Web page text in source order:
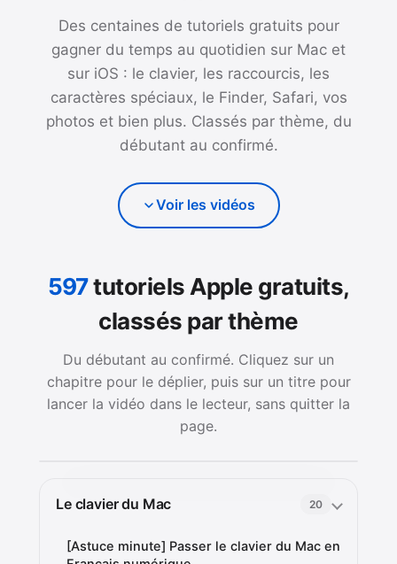
Des centaines de tutoriels gratuits pour
gagner du temps au quotidien sur Mac et
sur iOS : le clavier, les raccourcis, les
caractères spéciaux, le Finder, Safari, vos
photos et bien plus. Classés par thème, du
débutant au confirmé.
Voir les vidéos
597tutoriels Apple gratuits,
classés par thème
Du débutant au confirmé. Cliquez sur un
chapitre pour le déplier, puis sur un titre pour
lancer la vidéo dans le lecteur, sans quitter la
page.
Le clavier du Mac 20
[Astuce minute] Passer le clavier du Mac en